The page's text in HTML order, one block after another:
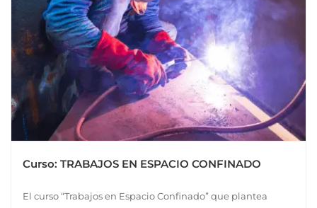
Curso: TRABAJOS EN ESPACIO CONFINADO
El curso “Trabajos en Espacio Confinado” que plantea